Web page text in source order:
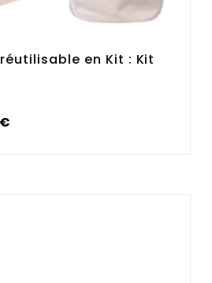
en Kit : Kit
€